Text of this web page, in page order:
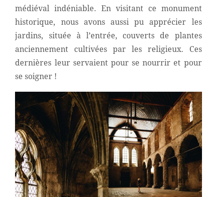
médiéval indéniable. En visitant ce monument
historique, nous avons aussi pu apprécier les
jardins, située à l’entrée, couverts de plantes
anciennement cultivées par les religieux. Ces
dernières leur servaient pour se nourrir et pour
se soigner !